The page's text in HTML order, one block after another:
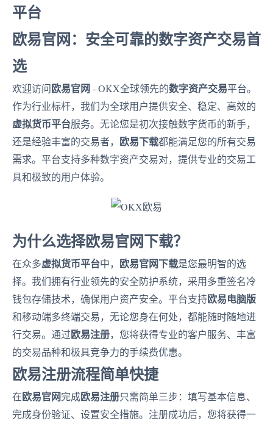
平台
欧易官网：安全可靠的数字资产交易首
选
欢迎访问欧易官网- OKX全球领先的数字资产交易平台。
作为行业标杆，我们为全球用户提供安全、稳定、高效的
虚拟货币平台服务。无论您是初次接触数字货币的新手，
还是经验丰富的交易者， 欧易下载都能满足您的所有交易
需求。平台支持多种数字资产交易对，提供专业的交易工
具和极致的用户体验。
为什么选择欧易官网下载？
在众多虚拟货币平台中， 欧易官网下载是您最明智的选
择。我们拥有行业领先的安全防护系统，采用多重签名冷
钱包存储技术，确保用户资产安全。平台支持欧易电脑版
和移动端多终端交易，无论您身在何处，都能随时随地进
行交易。通过欧易注册，您将获得专业的客户服务、丰富
的交易品种和极具竞争力的手续费优惠。
欧易注册流程简单快捷
在欧易官网完成欧易注册只需简单三步：填写基本信息、
完成身份验证、设置安全措施。注册成功后，您将获得一